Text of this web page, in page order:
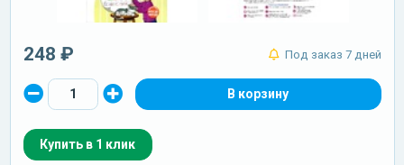
248 ₽ Под заказ 7 дней
Купить в 1 клик